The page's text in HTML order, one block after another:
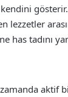
tadını
aktif